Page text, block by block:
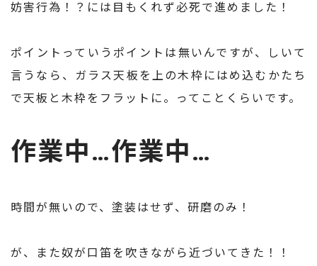
妨害行為！？には目もくれず必死で進めました！
ポイントっていうポイントは無いんですが、しいて
言うなら、ガラス天板を上の木枠にはめ込むかたち
で天板と木枠をフラットに。ってことくらいです。
作業中…作業中…
時間が無いので、塗装はせず、研磨のみ！
が、また奴が口笛を吹きながら近づいてきた！！